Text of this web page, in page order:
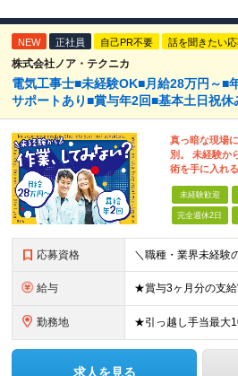
NEW 正社員 自己PR不要 話を聞きたい
株式会社ノア・テクニカ
電気工事士■未経験OK■月給28万円～■
サポートあり■賞与年2回■基本土日祝休
真っ暗な現場
別。 未経験か
術を手に入れる
未経験歓迎
完全週休2日
応募資格
給与
勤務地
求人を見る